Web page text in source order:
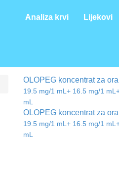
Analiza krvi Lijekovi
OLOPEG koncentrat za
19.5 mg/1 mL+ 16.5 mg/1
mL
OLOPEG koncentrat za
19.5 mg/1 mL+ 16.5 mg/1
mL